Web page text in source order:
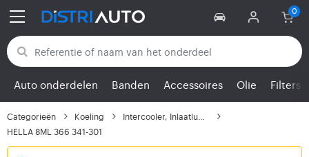
Terug naar categorieën
Auto onderdelen Banden Accessoires Olie Filters
Categorieën Koeling
HELLA 8ML 366 341-301